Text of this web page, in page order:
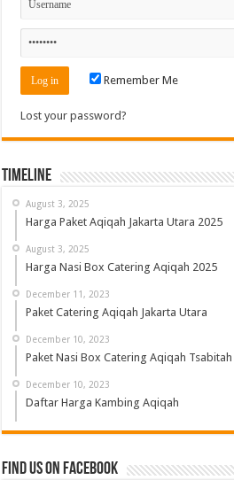
Remember Me
Lost your password?
Timeline
August 3, 2025
Harga Paket Aqiqah Jakarta Utara 2025
August 3, 2025
Harga Nasi Box Catering Aqiqah 2025
December 11, 2023
Paket Catering Aqiqah Jakarta Utara
December 10, 2023
Paket Nasi Box Catering Aqiqah Tsabitah
December 10, 2023
Daftar Harga Kambing Aqiqah
Find us on Facebook